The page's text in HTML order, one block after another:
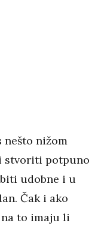
nešto nižom
stvoriti potpuno
udobne i u
Čak i ako
to imaju li